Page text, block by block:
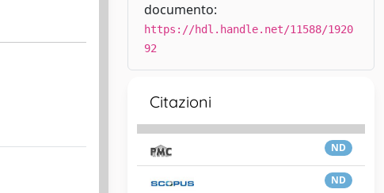
documento:
https://hdl.handle.net/11588/1920
92
Citazioni
ND
ND